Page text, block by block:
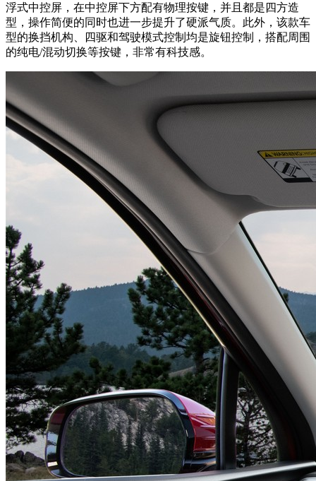
浮式中控屏，在中控屏下方配有物理按键，并且都是四方造
型，操作简便的同时也进一步提升了硬派气质。此外，该款车
型的换挡机构、四驱和驾驶模式控制均是旋钮控制，搭配周围
的纯电/混动切换等按键，非常有科技感。